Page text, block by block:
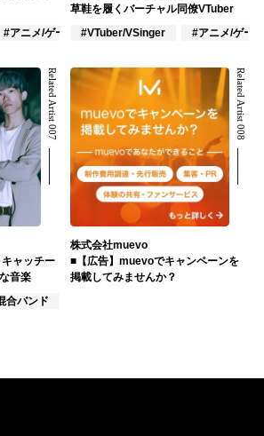
#アニメ/ゲーム
草鞋を履くバーチャル同僚VTuber
#VTuber/VSinger
#アニメ/ゲーム
Related Artist 007
ャッチー
音楽
合バンド
Related Artist 008
株式会社muevo
■【広告】muevoでキャンペーンを
掲載してみませんか？